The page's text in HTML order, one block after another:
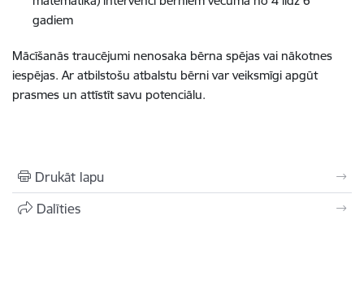
gadiem
Mācīšanās traucējumi nenosaka bērna spējas vai nākotnes
iespējas. Ar atbilstošu atbalstu bērni var veiksmīgi apgūt
prasmes un attīstīt savu potenciālu.
Drukāt lapu
Dalīties